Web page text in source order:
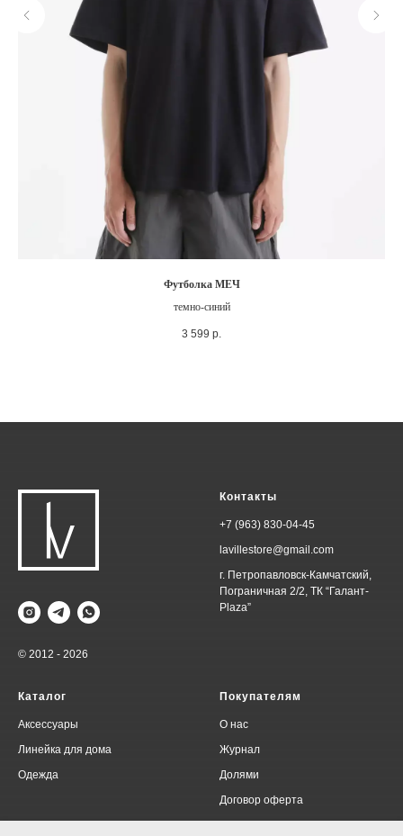
Футболка МЕЧ
темно-синий
3 599 р.
© 2012 - 2026
Контакты
+7 (963) 830-04-45
lavillestore@gmail.com
г. Петропавловск-Камчатский,
Пограничная 2/2, ТК “Галант-
Plaza”
Каталог
Аксессуары
Линейка для дома
Одежда
Покупателям
О нас
Журнал
Долями
Договор оферта
Политика конфиденциальности